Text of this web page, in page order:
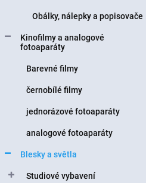
Obálky, nálepky a popisovače
Kinofilmy a analogové
fotoaparáty
Barevné filmy
černobílé filmy
jednorázové fotoaparáty
analogové fotoaparáty
Blesky a světla
Studiové vybavení